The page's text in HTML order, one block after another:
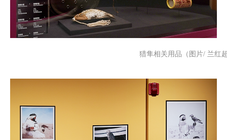
猎隼相关用品（图片/ 兰红